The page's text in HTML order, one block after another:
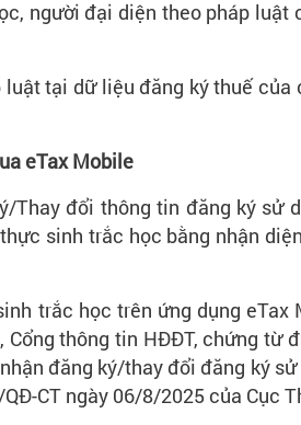
người đại diện theo pháp
tại dữ liệu đăng ký thuế
eTax Mobile
đổi thông tin đăng ký sử
sinh trắc học bằng nhận
trắc học trên ứng dụng
Cổng thông tin HĐĐT, chứng
đăng ký/thay đổi đăng ký
CT ngày 06/8/2025 của Cục